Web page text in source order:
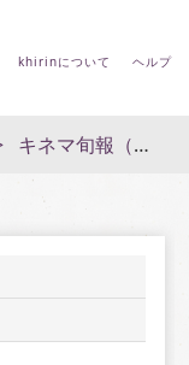
khirinについて ヘルプ
キネマ旬報（第５８号）